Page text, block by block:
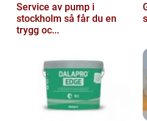
Service av pump i
stockholm så får du en
trygg oc...